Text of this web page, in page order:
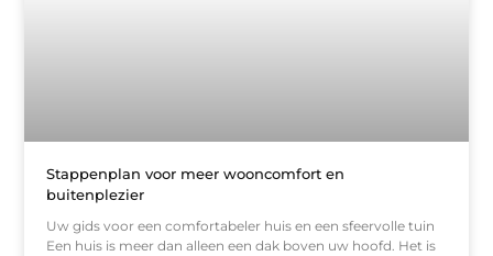
Stappenplan voor meer wooncomfort en
buitenplezier
Uw gids voor een comfortabeler huis en een sfeervolle tuin
Een huis is meer dan alleen een dak boven uw hoofd. Het is